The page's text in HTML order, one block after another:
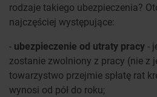
rodzaje takiego ubezpieczenia?
najczęściej występujące:
- ubezpieczenie od utraty pracy-
zostanie zwolniony z pracy (nie z
towarzystwo przejmie spłatę rat
wynosi od pół do roku;